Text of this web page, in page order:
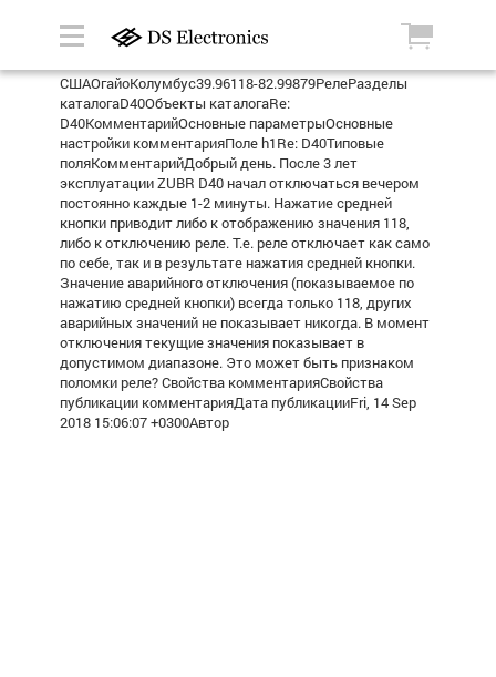
СШАОгайоКолумбус39.96118-82.99879РелеРазделы
каталогаD40Объекты каталогаRe:
D40КомментарийОсновные параметрыОсновные
настройки комментарияПоле h1Re: D40Типовые
поляКомментарийДобрый день. После 3 лет
эксплуатации ZUBR D40 начал отключаться вечером
постоянно каждые 1-2 минуты. Нажатие средней
кнопки приводит либо к отображению значения 118,
либо к отключению реле. Т.е. реле отключает как само
по себе, так и в результате нажатия средней кнопки.
Значение аварийного отключения (показываемое по
нажатию средней кнопки) всегда только 118, других
аварийных значений не показывает никогда. В момент
отключения текущие значения показывает в
допустимом диапазоне. Это может быть признаком
поломки реле? Свойства комментарияСвойства
публикации комментарияДата публикацииFri, 14 Sep
2018 15:06:07 +0300Автор